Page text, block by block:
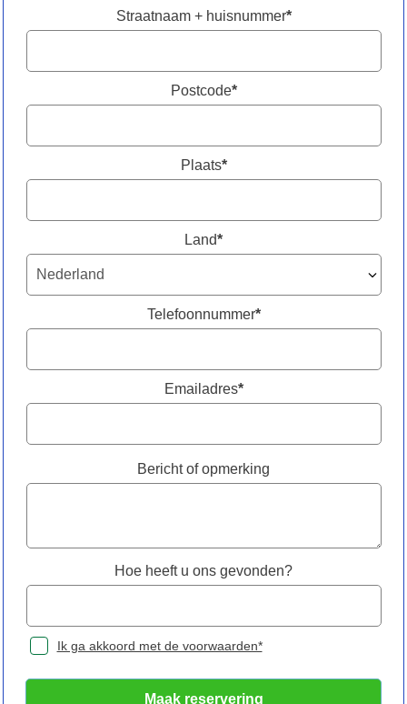
Straatnaam + huisnummer*
Postcode*
Plaats*
Land*
Telefoonnummer*
Emailadres*
Bericht of opmerking
Hoe heeft u ons gevonden?
Ik ga akkoord met de voorwaarden*